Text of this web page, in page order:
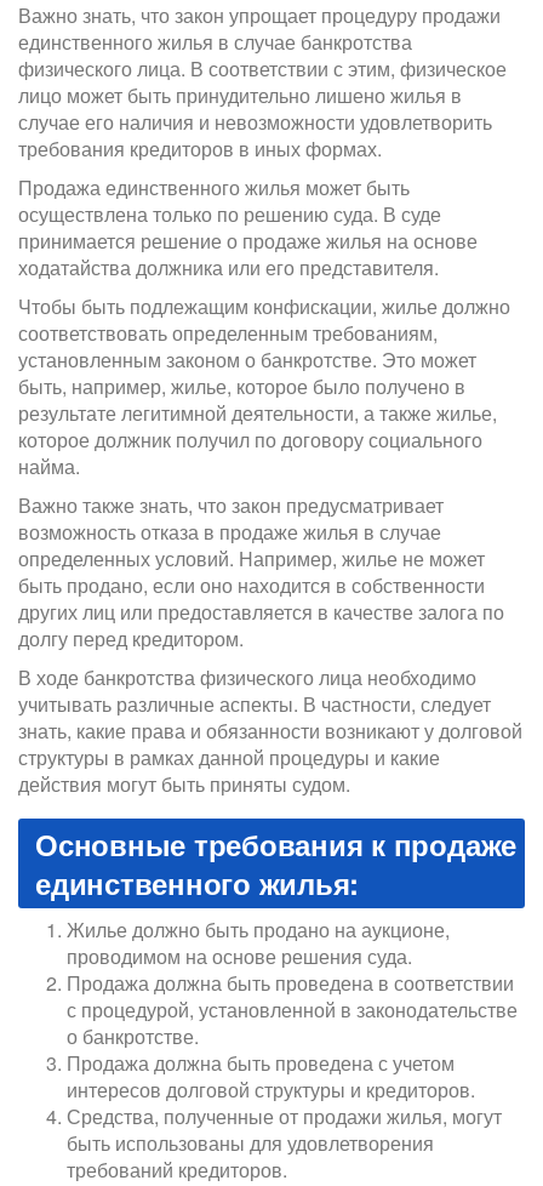
Важно знать, что закон упрощает процедуру продажи
единственного жилья в случае банкротства
физического лица. В соответствии с этим, физическое
лицо может быть принудительно лишено жилья в
случае его наличия и невозможности удовлетворить
требования кредиторов в иных формах.
Продажа единственного жилья может быть
осуществлена только по решению суда. В суде
принимается решение о продаже жилья на основе
ходатайства должника или его представителя.
Чтобы быть подлежащим конфискации, жилье должно
соответствовать определенным требованиям,
установленным законом о банкротстве. Это может
быть, например, жилье, которое было получено в
результате легитимной деятельности, а также жилье,
которое должник получил по договору социального
найма.
Важно также знать, что закон предусматривает
возможность отказа в продаже жилья в случае
определенных условий. Например, жилье не может
быть продано, если оно находится в собственности
других лиц или предоставляется в качестве залога по
долгу перед кредитором.
В ходе банкротства физического лица необходимо
учитывать различные аспекты. В частности, следует
знать, какие права и обязанности возникают у долговой
структуры в рамках данной процедуры и какие
действия могут быть приняты судом.
Основные требования к продаже
единственного жилья:
Жилье должно быть продано на аукционе,
проводимом на основе решения суда.
Продажа должна быть проведена в соответствии
с процедурой, установленной в законодательстве
о банкротстве.
Продажа должна быть проведена с учетом
интересов долговой структуры и кредиторов.
Средства, полученные от продажи жилья, могут
быть использованы для удовлетворения
требований кредиторов.